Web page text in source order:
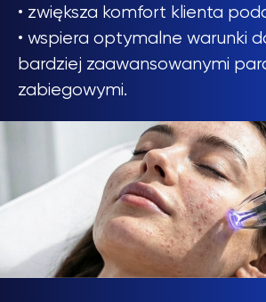
• zwiększa komfort klienta
• wspiera optymalne warunki
bardziej zaawansowanymi
zabiegowymi.